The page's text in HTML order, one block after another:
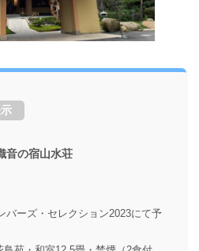
音の宿山水荘
バーズ・セレクション2023にて予